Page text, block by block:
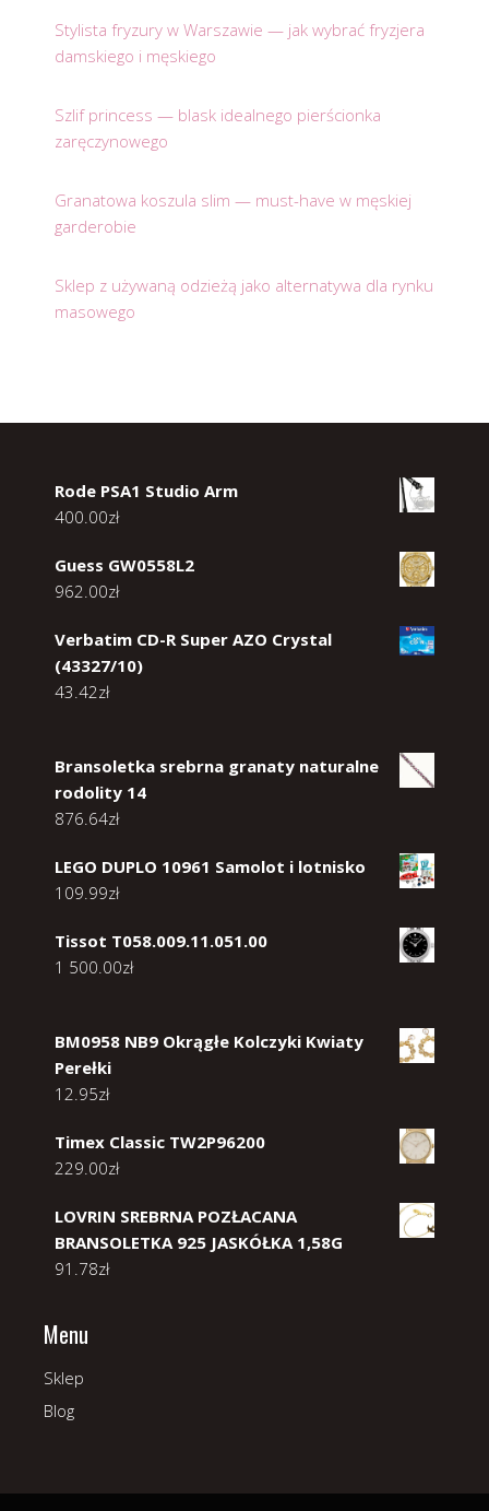
Stylista fryzury w Warszawie — jak wybrać fryzjera
damskiego i męskiego
Szlif princess — blask idealnego pierścionka
zaręczynowego
Granatowa koszula slim — must-have w męskiej
garderobie
Sklep z używaną odzieżą jako alternatywa dla rynku
masowego
Rode PSA1 Studio Arm
400.00zł
Guess GW0558L2
962.00zł
Verbatim CD-R Super AZO Crystal
(43327/10)
43.42zł
Bransoletka srebrna granaty naturalne
rodolity 14
876.64zł
LEGO DUPLO 10961 Samolot i lotnisko
109.99zł
Tissot T058.009.11.051.00
1 500.00zł
BM0958 NB9 Okrągłe Kolczyki Kwiaty
Perełki
12.95zł
Timex Classic TW2P96200
229.00zł
LOVRIN SREBRNA POZŁACANA
BRANSOLETKA 925 JASKÓŁKA 1,58G
91.78zł
Menu
Sklep
Blog